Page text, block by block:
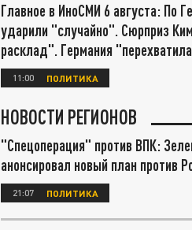
Главное в ИноСМИ 6 августа: По
ударили "случайно". Сюрприз
расклад". Германия
11:00 ПОЛИТИКА
НОВОСТИ РЕГИОНОВ
"Спецоперация" против ВПК:
анонсировал новый план против
21:07 ПОЛИТИКА